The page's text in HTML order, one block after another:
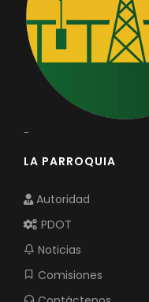
-
LA PARROQUIA
Autoridad
PDOT
Noticias
Comisiones